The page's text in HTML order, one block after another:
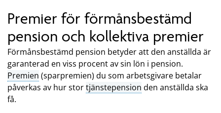
Premier för förmånsbestämd
pension och kollektiva premier
Förmånsbestämd pension betyder att den anställda är
garanterad en viss procent av sin lön i pension.
Premien (sparpremien) du som arbetsgivare betalar
påverkas av hur stortjänstepension den anställda ska
få.